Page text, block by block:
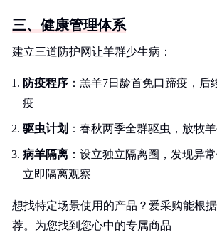
三、健康管理体系
建立三道防护网让羊群少生病：
防疫程序 ：羔羊7日龄首免口蹄疫，后
疫
驱虫计划 ：春秋两季全群驱虫，放牧
病羊隔离 ：设立独立隔离圈，发现异
立即隔离观察
想找特定场景使用的产品？爱采购能根
荐。为您找到您心中的专属商品